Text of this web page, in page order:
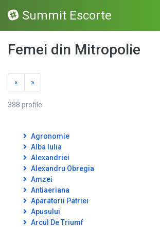
Summit Escorte
Femei din Mitropolie
« »
388 profile
Agronomie
Alba Iulia
Alexandriei
Alexandru Obregia
Amzei
Antiaeriana
Aparatorii Patriei
Apusului
Arcul De Triumf